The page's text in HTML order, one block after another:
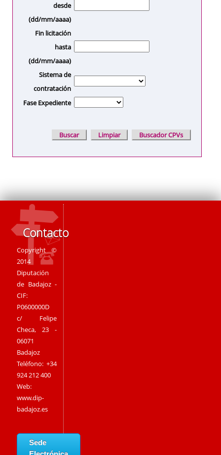
desde
(dd/mm/aaaa)
Fin licitación
hasta
(dd/mm/aaaa)
Sistema de
contratación
Fase Expediente
Contacto
Copyright ©
2014
Diputación
de Badajoz -
CIF:
P0600000D
c/ Felipe
Checa, 23 -
06071
Badajoz
Teléfono: +34
924 212 400
Web:
www.dip-
badajoz.es
Sede